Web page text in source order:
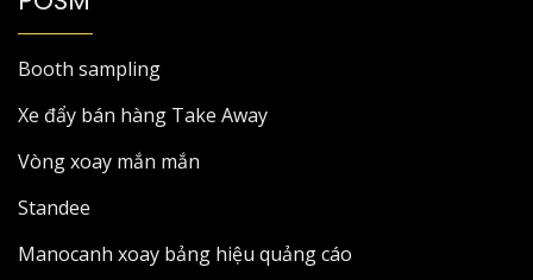
Booth sampling
Xe đẩy bán hàng Take Away
Vòng xoay mắn mắn
Standee
Manocanh xoay bảng hiệu quảng cáo